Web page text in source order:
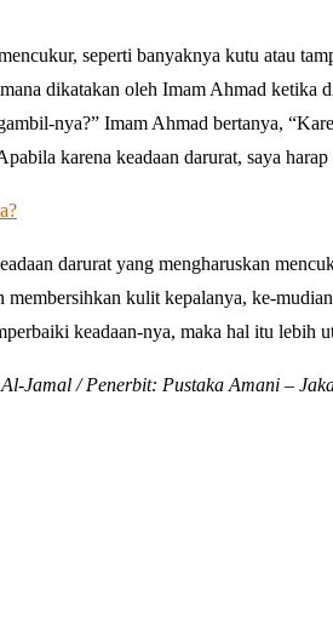
seperti banyaknya kutu atau
dikatakan oleh Imam Ahmad ketika
nya?” Imam Ahmad bertanya,
karena keadaan darurat, saya
darurat yang mengharuskan
kulit kepalanya, ke-
keadaan-nya, maka hal itu lebih
Jamal / Penerbit: Pustaka Amani –